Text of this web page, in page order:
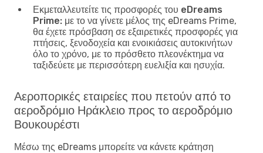
Εκμεταλλευτείτε τις προσφορές του eDreams
Prime: με το να γίνετε μέλος της eDreams Prime,
θα έχετε πρόσβαση σε εξαιρετικές προσφορές για
πτήσεις, ξενοδοχεία και ενοικιάσεις αυτοκινήτων
όλο το χρόνο, με το πρόσθετο πλεονέκτημα να
ταξιδεύετε με περισσότερη ευελιξία και ησυχία.
Αεροπορικές εταιρείες που πετούν από το
αεροδρόμιο Ηράκλειο προς το αεροδρόμιο
Βουκουρέστι
Μέσω της eDreams μπορείτε να κάνετε κράτηση